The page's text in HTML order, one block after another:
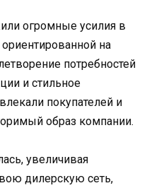
огромные усилия в
на
потребностей
и стильное
покупателей и
образ компании.
увеличивая
дилерскую сеть,